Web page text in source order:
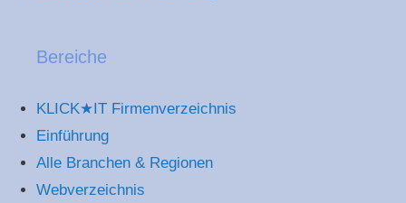
Bereiche
KLICK★IT Firmenverzeichnis
Einführung
Alle Branchen & Regionen
Webverzeichnis